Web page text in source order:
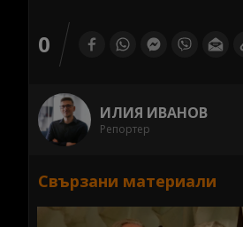
0
ИЛИЯ ИВАНОВ
Репортер
Свързани материали